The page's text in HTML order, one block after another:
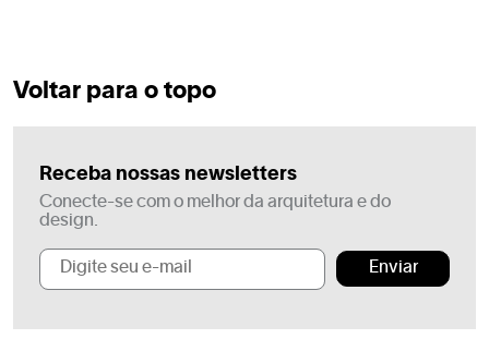
Voltar para o topo
Receba nossas newsletters
Conecte-se com o melhor da arquitetura e do
design.
Enviar